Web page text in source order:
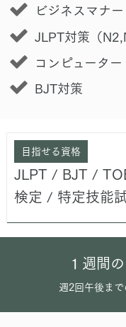
ビジネスマナー
JLPT対策（
コンピューター
BJT対策
目指せる資格
JLPT / BJT /
検定 / 特定技能
１週間
週2回午後ま